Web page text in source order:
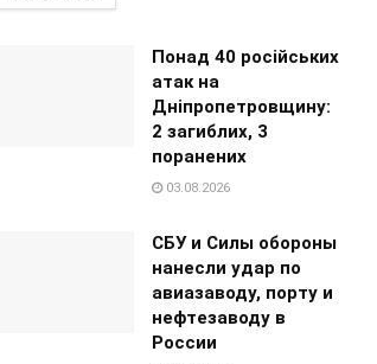
Понад 40 російських
атак на
Дніпропетровщину:
2 загиблих, 3
поранених
03.08.2026
СБУ и Силы обороны
нанесли удар по
авиазаводу, порту и
нефтезаводу в
России